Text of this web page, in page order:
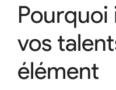
vos
élément